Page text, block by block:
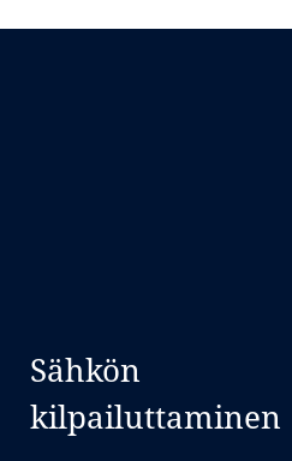
Sähkön
kilpailuttaminen